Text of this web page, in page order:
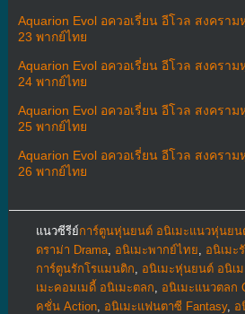
Aquarion Evol อควอเรี่ยน อีโวล สงคร
23 พากย์ไทย
Aquarion Evol อควอเรี่ยน อีโวล สงคร
24 พากย์ไทย
Aquarion Evol อควอเรี่ยน อีโวล สงคร
25 พากย์ไทย
Aquarion Evol อควอเรี่ยน อีโวล สงคร
26 พากย์ไทย
แนวซีรีย์การ์ตูนหุ่นยนต์ อนิเมะแนวหุ่นยน
ดราม่า Drama, อนิเมะพากย์ไทย
อนิเมะ
การ์ตูนรักโรแมนติก
อนิเมะหุ่นยนต์ อนิเ
เมะคอมเมดี้ อนิเมะตลก
อนิเมะแนวตลก
คชั่น Action, อนิเมะแฟนตาซี Fantasy, อ